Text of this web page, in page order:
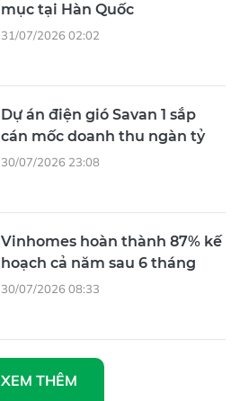
mục tại Hàn Quốc
31/07/2026 02:02
Dự án điện gió Savan 1 sắp
cán mốc doanh thu ngàn tỷ
30/07/2026 23:08
Vinhomes hoàn thành 87% kế
hoạch cả năm sau 6 tháng
30/07/2026 08:33
XEM THÊM